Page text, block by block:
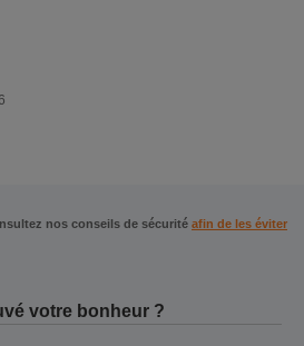
nos conseils de sécurité afin de les éviter
votre bonheur ?